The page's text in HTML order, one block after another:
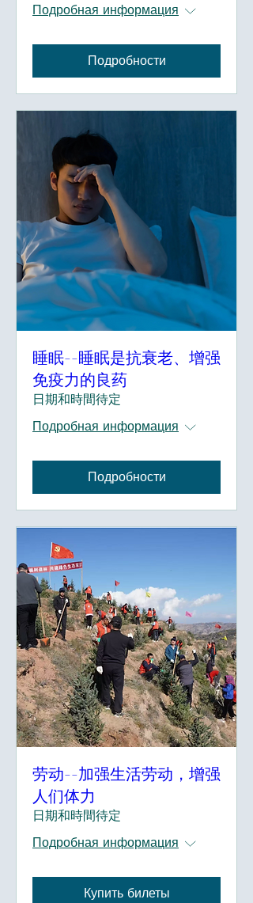
Подробная информация
Подробности
睡眠--睡眠是抗衰老、增强
免疫力的良药
日期和時間待定
Подробная информация
Подробности
劳动--加强生活劳动，增强
人们体力
日期和時間待定
Подробная информация
Купить билеты